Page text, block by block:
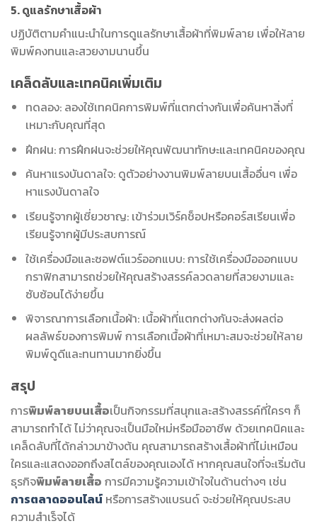
5. ดูแลรักษาเสื้อผ้า
ปฏิบัติตามคำแนะนำในการดูแลรักษาเสื้อผ้าที่พิมพ์ลาย เพื่อให้ลาย
พิมพ์คงทนและสวยงามนานขึ้น
เคล็ดลับและเทคนิคเพิ่มเติม
ทดลอง: ลองใช้เทคนิคการพิมพ์ที่แตกต่างกันเพื่อค้นหาสิ่งที่
เหมาะกับคุณที่สุด
ฝึกฝน: การฝึกฝนจะช่วยให้คุณพัฒนาทักษะและเทคนิคของคุณ
ค้นหาแรงบันดาลใจ: ดูตัวอย่างงานพิมพ์ลายบนเสื้ออื่นๆ เพื่อ
หาแรงบันดาลใจ
เรียนรู้จากผู้เชี่ยวชาญ: เข้าร่วมเวิร์คช็อปหรือคอร์สเรียนเพื่อ
เรียนรู้จากผู้มีประสบการณ์
ใช้เครื่องมือและซอฟต์แวร์ออกแบบ: การใช้เครื่องมือออกแบบ
กราฟิกสามารถช่วยให้คุณสร้างสรรค์ลวดลายที่สวยงามและ
ซับซ้อนได้ง่ายขึ้น
พิจารณาการเลือกเนื้อผ้า: เนื้อผ้าที่แตกต่างกันจะส่งผลต่อ
ผลลัพธ์ของการพิมพ์ การเลือกเนื้อผ้าที่เหมาะสมจะช่วยให้ลาย
พิมพ์ดูดีและทนทานมากยิ่งขึ้น
สรุป
การพิมพ์ลายบนเสื้อเป็นกิจกรรมที่สนุกและสร้างสรรค์ที่ใครๆ ก็
สามารถทำได้ ไม่ว่าคุณจะเป็นมือใหม่หรือมืออาชีพ ด้วยเทคนิคและ
เคล็ดลับที่ได้กล่าวมาข้างต้น คุณสามารถสร้างเสื้อผ้าที่ไม่เหมือน
ใครและแสดงออกถึงสไตล์ของคุณเองได้ หากคุณสนใจที่จะเริ่มต้น
ธุรกิจพิมพ์ลายเสื้อ การมีความรู้ความเข้าใจในด้านต่างๆ เช่น
การตลาดออนไลน์ หรือการสร้างแบรนด์ จะช่วยให้คุณประสบ
ความสำเร็จได้